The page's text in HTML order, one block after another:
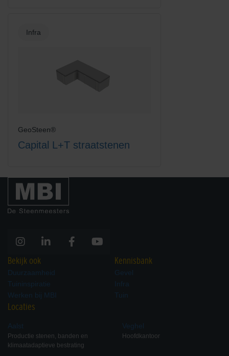
Infra
GeoSteen®
Capital L+T straatstenen
Bekijk ook
Duurzaamheid
Tuininspiratie
Werken bij MBI
Kennisbank
Gevel
Infra
Tuin
Locaties
Aalst
Productie stenen, banden en
klimaatadaptieve bestrating
Veghel
Hoofdkantoor